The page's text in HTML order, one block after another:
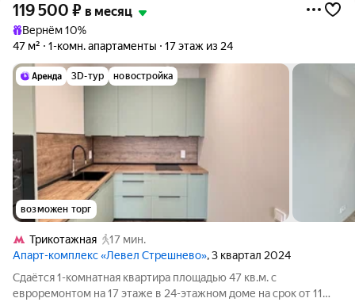
119 500 ₽ в месяц
Вернём 10%
47 м²
1-комн. апартаменты 17 этаж из 24
3D-тур новостройка
возможен торг
Трикотажная
17 мин.
Апарт-комплекс «Левел Стрешнево», 3 квартал 2024
Сдаётся 1-комнатная квартира площадью 47 кв.м. с
евроремонтом на 17 этаже в 24-этажном доме на срок от 11